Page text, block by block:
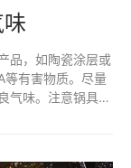
品，如陶瓷涂层或
等有害物质。尽量
气味。注意锅具的